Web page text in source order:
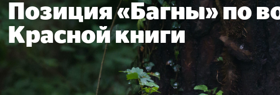
Позиция «Багны» по
Красной книги